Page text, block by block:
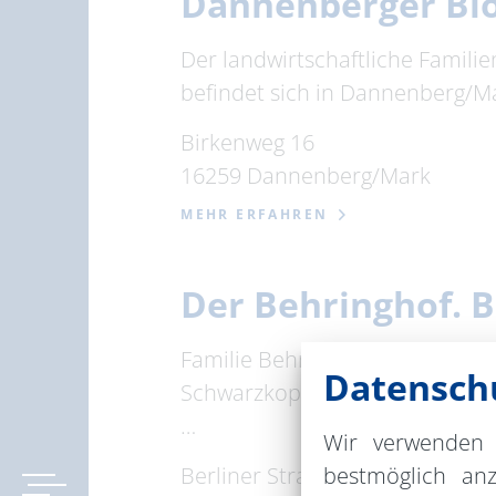
Der landwirtschaftliche
befindet sich in Dannenberg/
Birkenweg 16
16259 Dannenberg/Mark
MEHR ERFAHREN
Der Behringhof.
Familie Behring betreibt auf
Schwarzkopfschafe. Zum Hof
…
Berliner Straße 23b
Wir
bestmöglich